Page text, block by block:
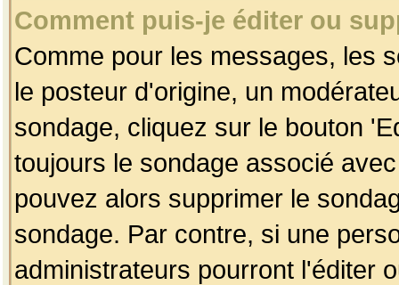
Comment puis-je éditer ou
Comme pour les messages, les
le posteur d'origine, un
sondage, cliquez sur le bouton
toujours le sondage associé
pouvez alors supprimer le
sondage. Par contre, si une
administrateurs pourront l'éditer